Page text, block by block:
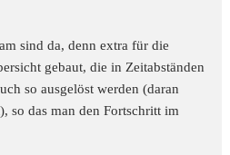
sind da, denn extra für die
gebaut, die in Zeitabständen
so ausgelöst werden (daran
so das man den Fortschritt im